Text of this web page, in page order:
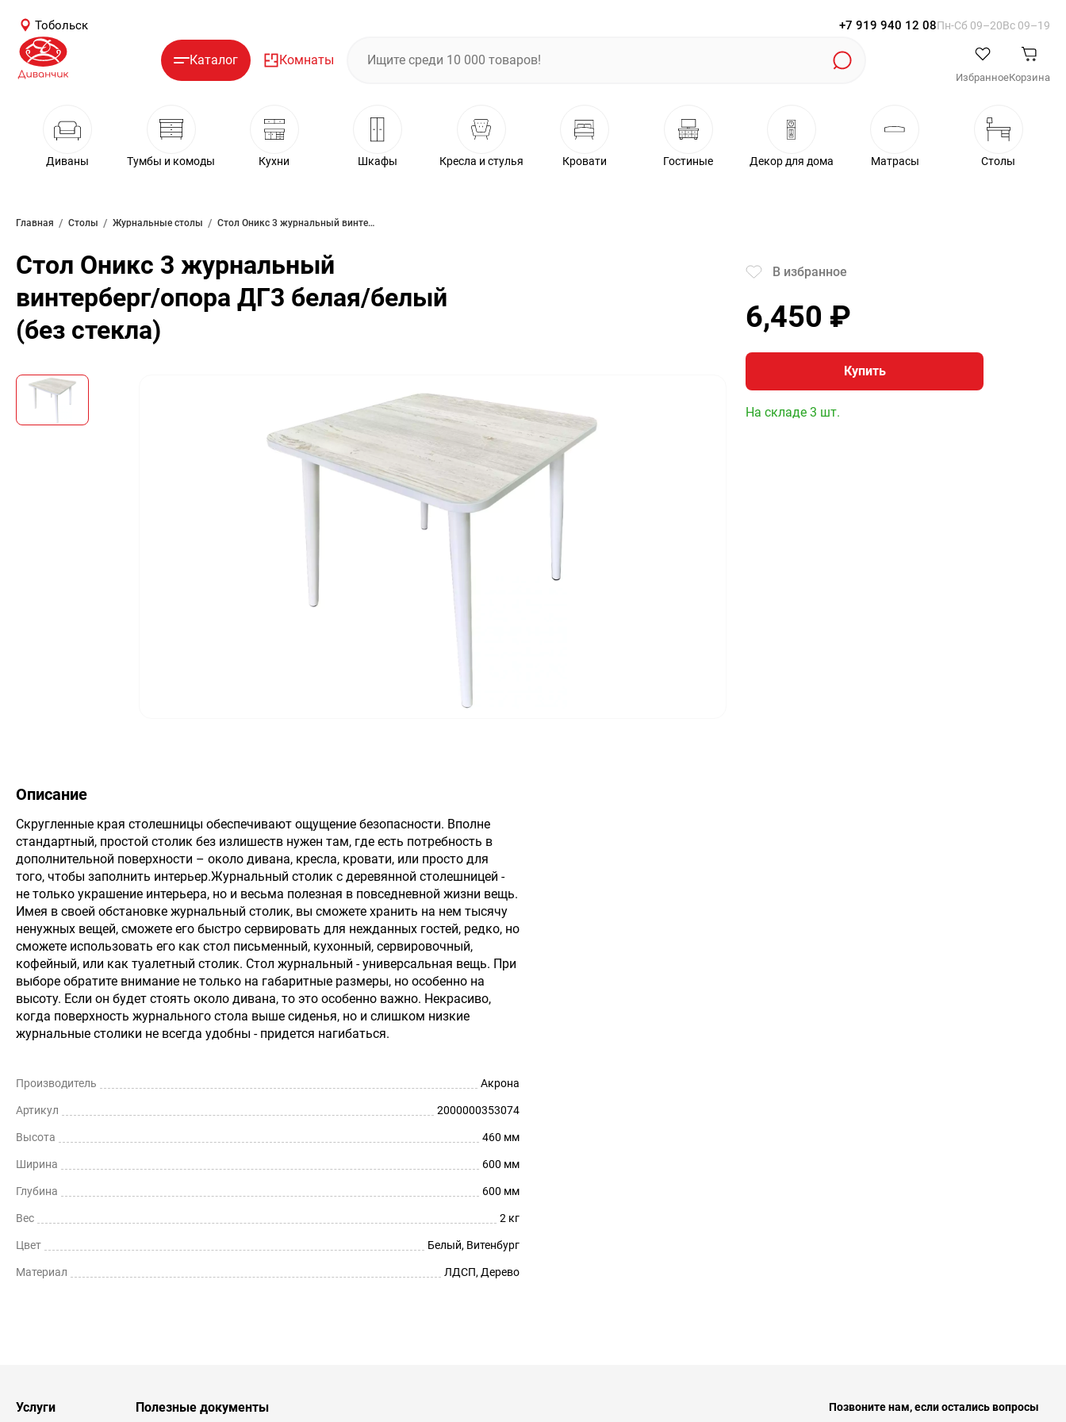
Тобольск +7 919 940 12 08Пн-Cб 09–20Вс 09–19
Каталог Комнаты
ИзбранноеКорзина
Диваны Тумбы и комоды Кухни Шкафы Кресла и стулья Кровати Гостиные Декор для дома Матрасы Столы
Главная / Столы / Журнальные столы / Стол Оникс 3 журнальный винтерберг/опора ДГ3 белая/белый (без стекла)
Стол Оникс 3 журнальный
винтерберг/опора ДГ3 белая/белый
(без стекла)
Описание
Скругленные края столешницы обеспечивают ощущение безопасности. Вполне
стандартный, простой столик без излишеств нужен там, где есть потребность в
дополнительной поверхности – около дивана, кресла, кровати, или просто для
того, чтобы заполнить интерьер.Журнальный столик с деревянной столешницей -
не только украшение интерьера, но и весьма полезная в повседневной жизни вещь.
Имея в своей обстановке журнальный столик, вы сможете хранить на нем тысячу
ненужных вещей, сможете его быстро сервировать для нежданных гостей, редко, но
сможете использовать его как стол письменный, кухонный, сервировочный,
кофейный, или как туалетный столик. Стол журнальный - универсальная вещь. При
выборе обратите внимание не только на габаритные размеры, но особенно на
высоту. Если он будет стоять около дивана, то это особенно важно. Некрасиво,
когда поверхность журнального стола выше сиденья, но и слишком низкие
журнальные столики не всегда удобны - придется нагибаться.
Производитель Акрона
Артикул 2000000353074
Высота 460 мм
Ширина 600 мм
Глубина 600 мм
Вес 2 кг
Цвет Белый, Витенбург
Материал ЛДСП, Дерево
В избранное
6,450 ₽
Купить
На складе 3 шт.
Услуги Полезные документы Позвоните нам, если остались вопросы